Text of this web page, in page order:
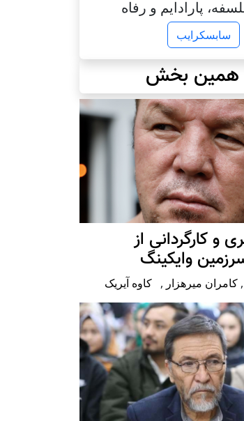
پارادایم و رفاه
سابسکرایب
همین بخش
و کارگردانی از
وایکینگ
, کامران میرهزار , کاوه آیریک